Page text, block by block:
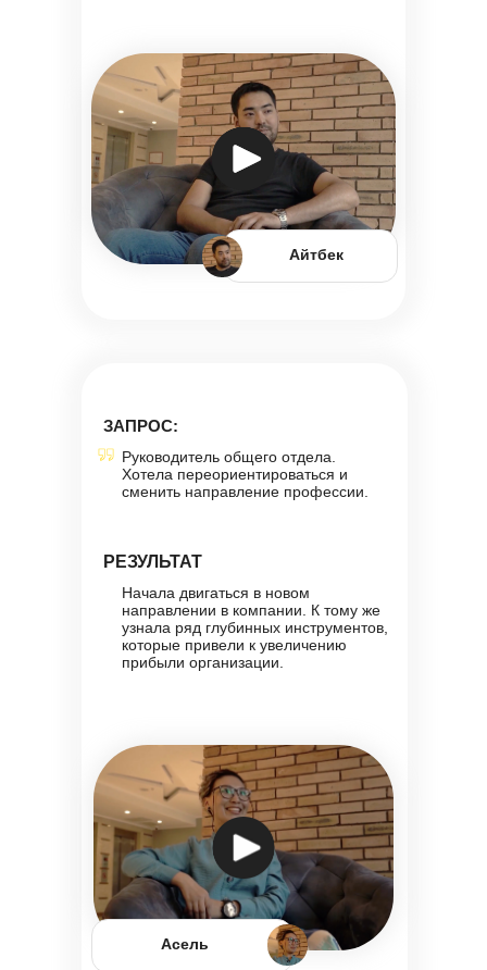
Айтбек
ЗАПРОС:
РЕЗУЛЬТАТ
Руководитель общего отдела.
Хотела переориентироваться и
сменить направление профессии.
Начала двигаться в новом
направлении в компании. К тому же
узнала ряд глубинных инструментов,
которые привели к увеличению
прибыли организации.
Асель